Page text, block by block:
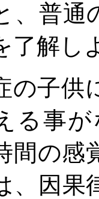
、普通
了解し
の子供
る事
間の感
、因果